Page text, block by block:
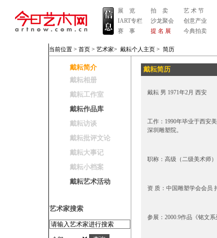
展 览
IART专栏
赛 事
拍 卖
沙龙聚会
提 名 展
艺 术 节
创意产业
今典拍卖
当前位置 > 首页 > 艺术家> 戴耘个人主页 > 简历
戴耘简介
戴耘相册
戴耘工作室
戴耘作品库
戴耘访谈
戴耘批评文论
戴耘大事记
戴耘小档案
戴耘艺术活动
艺术家搜索
戴耘简历
戴耘 男 1971年2月 西安
工作：1990年毕业于西安
深圳雕塑院。
职称：高级（二级美术师）
资 质：中国雕塑学会会员
参展：2000.9作品《铭文